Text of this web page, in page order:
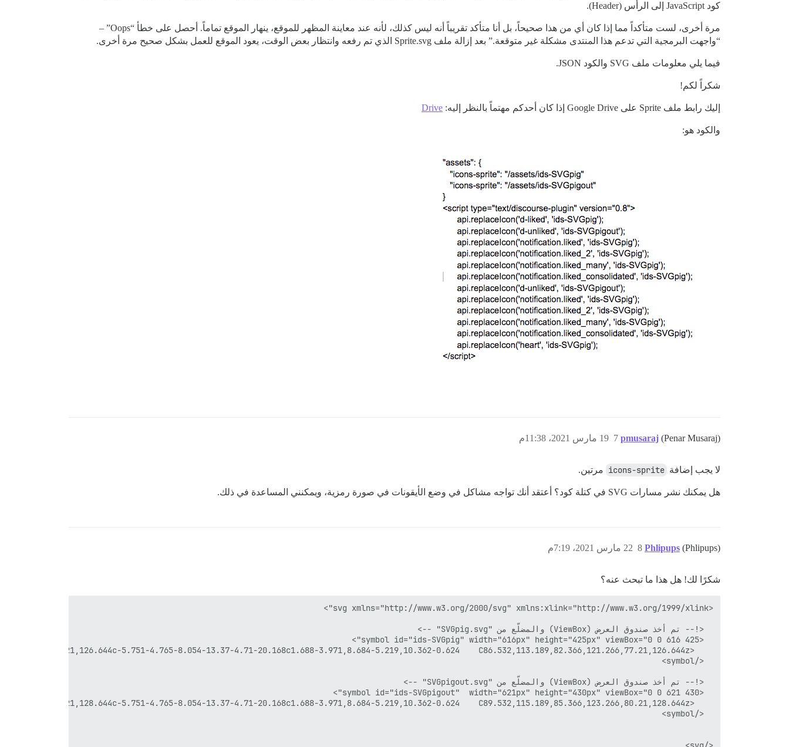
كود JavaScript إلى الرأس (Header).
مرة أخرى، لست متأكداً مما إذا كان أي من هذا صحيحاً، بل أنا متأكد تقريباً أنه ليس كذلك، لأنه عند معاينة المظهر للموقع، ينهار الموقع تماماً. أحصل على خطأ “Oops” –
“واجهت البرمجية التي تدعم هذا المنتدى مشكلة غير متوقعة.” بعد إزالة ملف Sprite.svg الذي تم رفعه وانتظار بعض الوقت، يعود الموقع للعمل بشكل صحيح مرة أخرى.
فيما يلي معلومات ملف SVG والكود JSON.
شكراً لكم!
إليك رابط ملف Sprite على Google Drive إذا كان أحدكم مهتماً بالنظر إليه: Drive
والكود هو:
pmusaraj (Penar Musaraj) 19 مارس 2021، 11:38م 7
لا يجب إضافة icons-sprite مرتين.
هل يمكنك نشر مسارات SVG في كتلة كود؟ أعتقد أنك تواجه مشاكل في وضع الأيقونات في صورة رمزية، ويمكنني المساعدة في ذلك.
Phlipups (Phlipups) 22 مارس 2021، 7:19م 8
شكرًا لك! هل هذا ما تبحث عنه؟